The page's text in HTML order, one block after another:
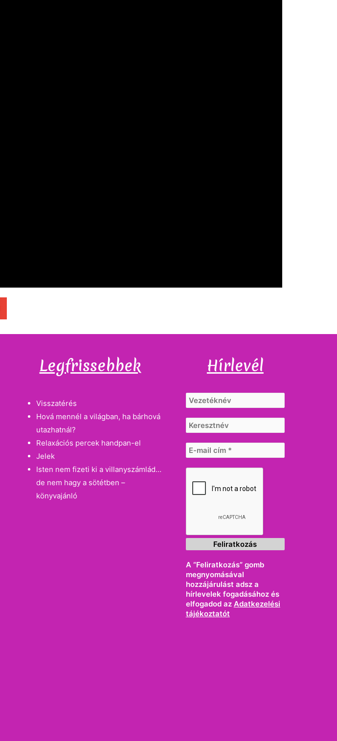
Legfrissebbek
Visszatérés
Hová mennél a világban, ha bárhová
utazhatnál?
Relaxációs percek handpan-el
Jelek
Isten nem fizeti ki a villanyszámlád…
de nem hagy a sötétben –
könyvajánló
Hírlevél
A “Feliratkozás” gomb
megnyomásával
hozzájárulást adsz a
hírlevelek fogadásához és
elfogadod az Adatkezelési
tájékoztatót